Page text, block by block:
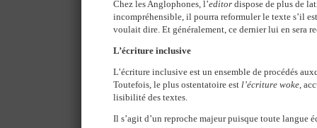
Chez les Anglophones, l’editor dispose de plus de
incompréhensible, il pourra reformuler le texte s’il
voulait dire. Et généralement, ce dernier lui en sera
L’écriture inclusive
L’écriture inclusive est un ensemble de procédés
Toutefois, le plus ostentatoire est l’écriture woke,
lisibilité des textes.
Il s’agit d’un reproche majeur puisque toute langue